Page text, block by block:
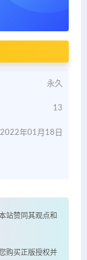
永久
13
2022年01月18日
站赞同其观点和
购买正版授权并